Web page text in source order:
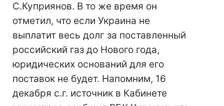
С.Куприянов. В то же время он
отметил, что если Украина не
выплатит весь долг за поставленный
российский газ до Нового года,
юридических оснований для его
поставок не будет. Напомним, 16
декабря с.г. источник в Кабинете